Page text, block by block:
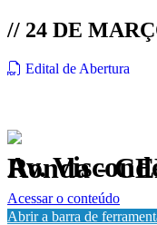
// 24 DE
Edital de Abertura
Av. Visconde de Taunay,
Política de Privacidade.
Acessar o conteúdo
Abrir a barra de